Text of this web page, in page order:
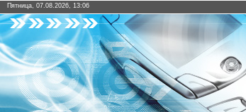
Пятница, 07.08.2026, 13:06